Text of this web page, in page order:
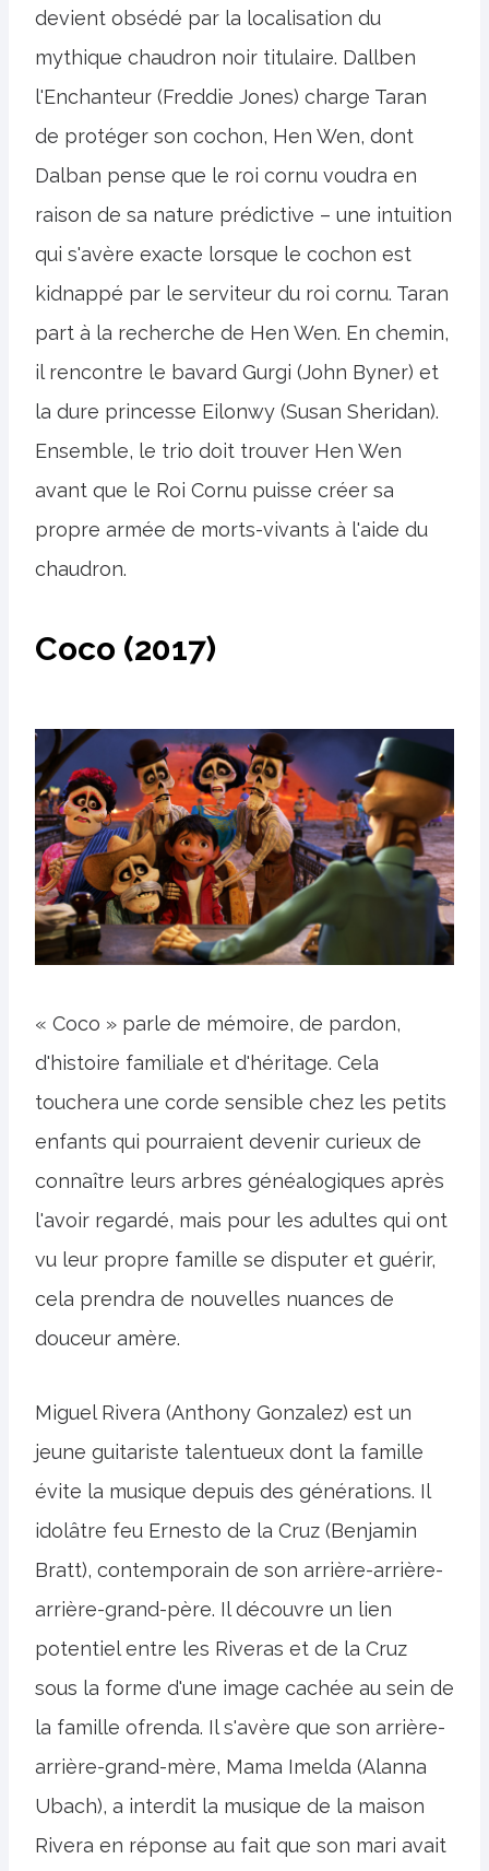
devient obsédé par la localisation du
mythique chaudron noir titulaire. Dallben
l'Enchanteur (Freddie Jones) charge Taran
de protéger son cochon, Hen Wen, dont
Dalban pense que le roi cornu voudra en
raison de sa nature prédictive – une intuition
qui s'avère exacte lorsque le cochon est
kidnappé par le serviteur du roi cornu. Taran
part à la recherche de Hen Wen. En chemin,
il rencontre le bavard Gurgi (John Byner) et
la dure princesse Eilonwy (Susan Sheridan).
Ensemble, le trio doit trouver Hen Wen
avant que le Roi Cornu puisse créer sa
propre armée de morts-vivants à l'aide du
chaudron.
Coco (2017)
« Coco » parle de mémoire, de pardon,
d'histoire familiale et d'héritage. Cela
touchera une corde sensible chez les petits
enfants qui pourraient devenir curieux de
connaître leurs arbres généalogiques après
l'avoir regardé, mais pour les adultes qui ont
vu leur propre famille se disputer et guérir,
cela prendra de nouvelles nuances de
douceur amère.
Miguel Rivera (Anthony Gonzalez) est un
jeune guitariste talentueux dont la famille
évite la musique depuis des générations. Il
idolâtre feu Ernesto de la Cruz (Benjamin
Bratt), contemporain de son arrière-arrière-
arrière-grand-père. Il découvre un lien
potentiel entre les Riveras et de la Cruz
sous la forme d'une image cachée au sein de
la famille ofrenda. Il s'avère que son arrière-
arrière-grand-mère, Mama Imelda (Alanna
Ubach), a interdit la musique de la maison
Rivera en réponse au fait que son mari avait